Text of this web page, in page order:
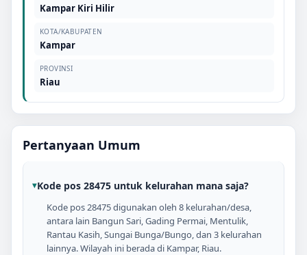
Kampar Kiri Hilir
KOTA/KABUPATEN
Kampar
PROVINSI
Riau
Pertanyaan Umum
Kode pos 28475 untuk kelurahan mana saja?
Kode pos 28475 digunakan oleh 8 kelurahan/desa,
antara lain Bangun Sari, Gading Permai, Mentulik,
Rantau Kasih, Sungai Bunga/Bungo, dan 3 kelurahan
lainnya. Wilayah ini berada di Kampar, Riau.